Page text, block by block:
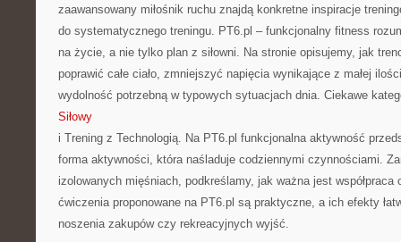
zaawansowany miłośnik ruchu znajdą konkretne inspiracje
do systematycznego treningu. PT6.pl – funkcjonalny fitness
na życie, a nie tylko plan z siłowni. Na stronie opisujemy, jak
poprawić całe ciało, zmniejszyć napięcia wynikające z małej
wydolność potrzebną w typowych sytuacjach dnia. Ciekawe
Siłowy
i Trening z Technologią. Na PT6.pl funkcjonalna aktywność
forma aktywności, która naśladuje codziennymi czynnościami.
izolowanych mięśniach, podkreślamy, jak ważna jest współpraca
ćwiczenia proponowane na PT6.pl są praktyczne, a ich efekty
noszenia zakupów czy rekreacyjnych wyjść.